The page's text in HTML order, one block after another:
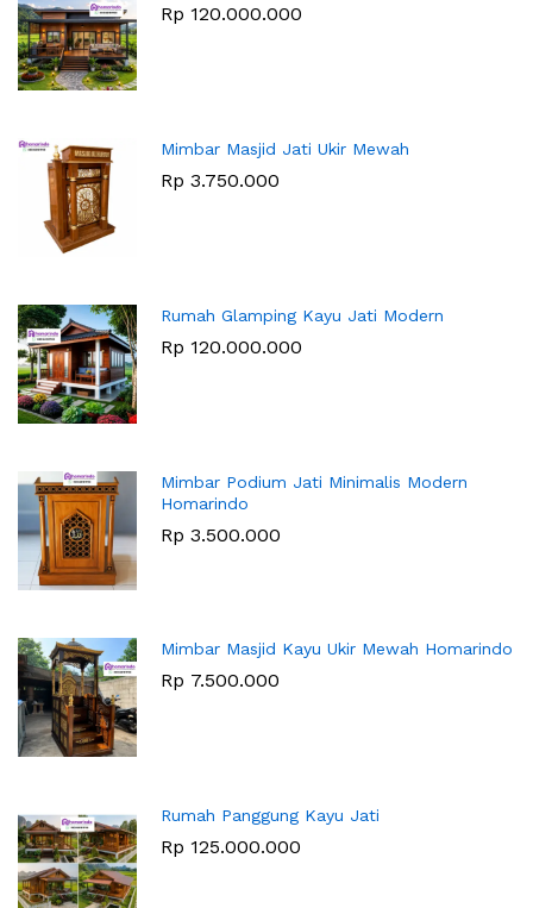
Rp 120.000.000
Mimbar Masjid Jati Ukir Mewah
Rp 3.750.000
Rumah Glamping Kayu Jati Modern
Rp 120.000.000
Mimbar Podium Jati Minimalis Modern
Homarindo
Rp 3.500.000
Mimbar Masjid Kayu Ukir Mewah Homarindo
Rp 7.500.000
Rumah Panggung Kayu Jati
Rp 125.000.000